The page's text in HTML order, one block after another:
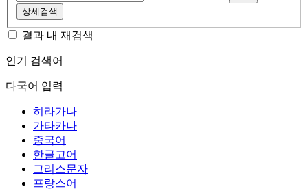
상세검색
결과 내 재검색
인기 검색어
다국어 입력
히라가나
가타카나
중국어
한글고어
그리스문자
프랑스어